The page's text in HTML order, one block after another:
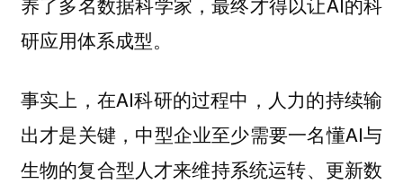
研应用体系成型。
事实上，在AI科研的过程中，人力的持续输
出才是关键，中型企业至少需要一名懂AI与
生物的复合型人才来维持系统运转、更新数